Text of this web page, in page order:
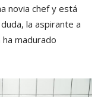
novia chef y está
la aspirante a
madurado